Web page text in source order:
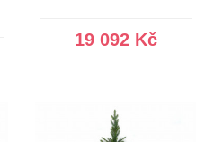
19 092 Kč